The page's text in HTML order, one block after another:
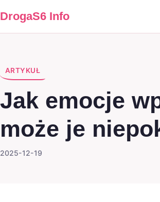
DrogaS6 Info
ARTYKUŁ
Jak emocje
może je
2025-12-19